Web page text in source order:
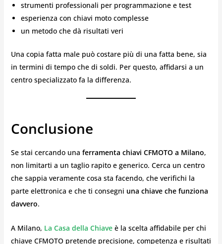
strumenti professionali per programmazione e test
esperienza con chiavi moto complesse
un metodo che dà risultati veri
Una copia fatta male può costare più di una fatta bene, sia
in termini di tempo che di soldi. Per questo, affidarsi a un
centro specializzato fa la differenza.
Conclusione
Se stai cercando una ferramenta chiavi CFMOTO a Milano,
non limitarti a un taglio rapito e generico. Cerca un centro
che sappia veramente cosa sta facendo, che verifichi la
parte elettronica e che ti consegni una chiave che funziona
davvero.
A Milano, La Casa della Chiaveè la scelta affidabile per chi
chiave CFMOTO pretende precisione, competenza e risultati